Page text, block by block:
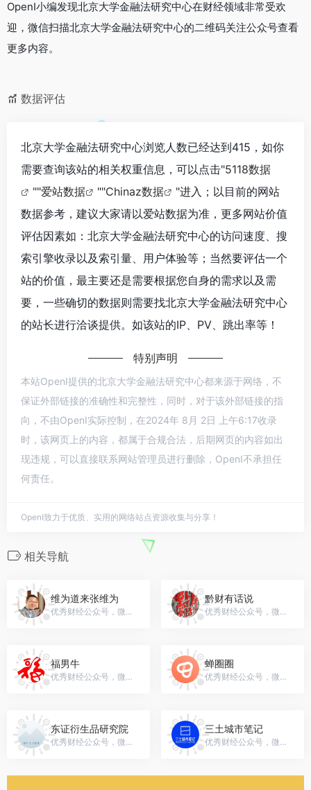
OpenI小编发现北京大学金融法研究中心在财经领域非常受欢
迎，微信扫描北京大学金融法研究中心的二维码关注公众号查看
更多内容。
数据评估
北京大学金融法研究中心浏览人数已经达到415，如你
需要查询该站的相关权重信息，可以点击"5118数据
""爱站数据 ""Chinaz数据
"进入；以目前的网站
数据参考，建议大家请以爱站数据为准，更多网站价值
评估因素如：北京大学金融法研究中心的访问速度、搜
索引擎收录以及索引量、用户体验等；当然要评估一个
站的价值，最主要还是需要根据您自身的需求以及需
要，一些确切的数据则需要找北京大学金融法研究中心
的站长进行洽谈提供。如该站的IP、PV、跳出率等！
特别声明
本站OpenI提供的北京大学金融法研究中心都来源于网络，不
保证外部链接的准确性和完整性，同时，对于该外部链接的指
向，不由OpenI实际控制，在2024年 8月 2日 上午6:17收录
时，该网页上的内容，都属于合规合法，后期网页的内容如出
现违规，可以直接联系网站管理员进行删除，OpenI不承担任
何责任。
OpenI致力于优质、实用的网络站点资源收集与分享！
相关导航
维为道来张维为
优秀财经公众号，微信号：zwwtalk
黔财有话说
优秀财经公众号，微信号：gh_2da88ac3953e
福男牛
优秀财经公众号，微信号：gh_399aac2963ad
蝉圈圈
优秀财经公众号，微信号：gh_3e748cf21f8f
东证衍生品研究院
优秀财经公众号，微信号：gh_ae0f6dacaf22
三土城市笔记
优秀财经公众号，微信号：SantuCityNotes